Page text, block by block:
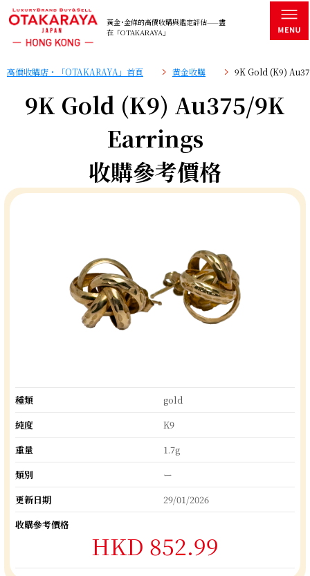
黃金･金條的高價收購與鑑定評估——盡
在「OTAKARAYA」
高價收購店・「OTAKARAYA」首頁 黄金收購 9K Gold (K9)
9K Gold (K9) Au375/9K
Earrings
收購參考價格
種類
gold
純度
K9
重量
1.7g
類別
ー
更新日期
29/01/2026
收購參考價格
HKD 852.99